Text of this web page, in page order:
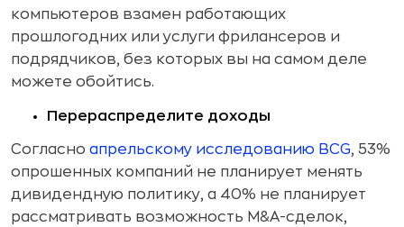
компьютеров взамен работающих
прошлогодних или услуги фрилансеров и
подрядчиков, без которых вы на самом деле
можете обойтись.
Перераспределите доходы
Согласно апрельскому исследованию BCG, 53%
опрошенных компаний не планирует менять
дивидендную политику, а 40% не планирует
рассматривать возможность M&A-сделок,